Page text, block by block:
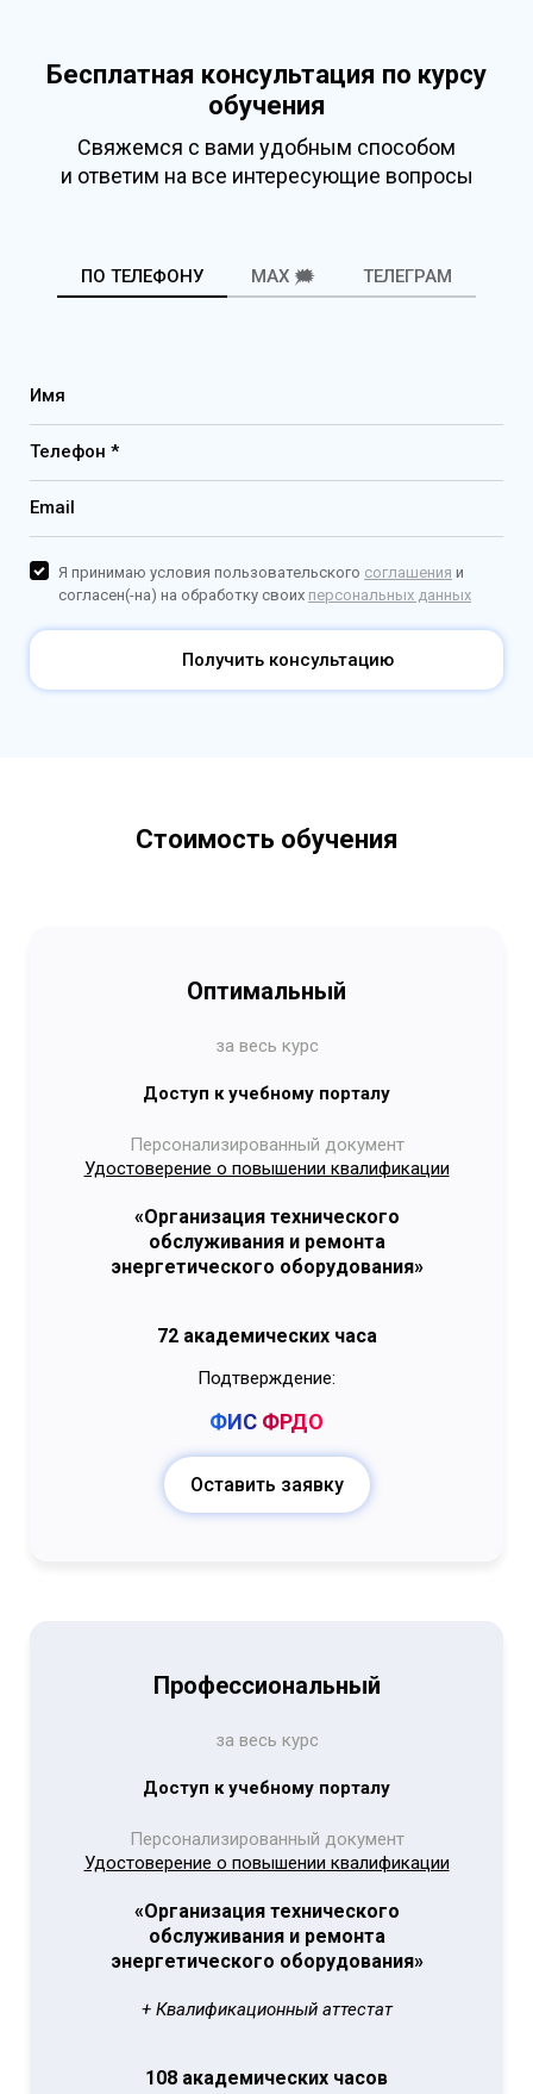
Бесплатная консультация по курсу
обучения
Свяжемся с вами удобным способом
и ответим на все интересующие вопросы
ПО ТЕЛЕФОНУ MAX 🗯️ ТЕЛЕГРАМ
Имя
Телефон *
Email
Получить консультацию
Я принимаю условия пользовательского соглашения и
согласен(-на) на обработку своих персональных данных
Стоимость обучения
Оптимальный
за весь курс
Доступ к учебному порталу
Персонализированный документ
Удостоверение о повышении квалификации
«Организация технического
обслуживания и ремонта
энергетического оборудования»
72 академических часа
Подтверждение:
ФИС ФРДО
Оставить заявку
Профессиональный
за весь курс
Доступ к учебному порталу
Персонализированный документ
Удостоверение о повышении квалификации
«Организация технического
обслуживания и ремонта
энергетического оборудования»
+ Квалификационный аттестат
108 академических часов